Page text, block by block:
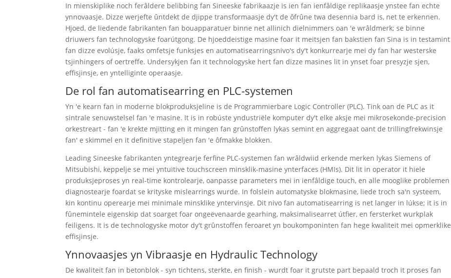
In mienskiplike noch ferâldere belibbing fan Sineeske fabrikaazje is ien fan ienfâldige replikaasje ynstee fan echte
ynnovaasje. Dizze werjefte ûntdekt de djippe transformaasje dy't de ôfrûne twa desennia bard is, net te erkennen.
Hjoed, de liedende fabrikanten fan bouapparatuer binne net allinich dielnimmers oan 'e wrâldmerk; se binne
driuwers fan technologyske foarútgong. De hjoeddeistige masine foar it meitsjen fan bakstien fan Sina is in testamint
fan dizze evolúsje, faaks omfetsje funksjes en automatisearringsnivo's dy't konkurrearje mei dy fan har westerske
tsjinhingers of oertreffe. Undersykjen fan it technologyske hert fan dizze masines lit in ynset foar presyzje sjen,
effisjinsje, en yntelliginte operaasje.
De rol fan automatisearring en PLC-systemen
Yn 'e kearn fan in moderne blokproduksjeline is de Programmierbare Logic Controller (PLC). Tink oan de PLC as it
sintrale senuwstelsel fan 'e masine. It is in robúste yndustriële komputer dy't elke aksje mei mikrosekonde-precision
orkestreart - fan 'e krekte mjitting en it mingen fan grûnstoffen lykas semint en aggregaat oant de trillingfrekwinsje
fan' e skimmel en it definitive stapeljen fan 'e ôfmakke blokken.
Leading Sineeske fabrikanten yntegrearje ferfine PLC-systemen fan wrâldwiid erkende merken lykas Siemens of
Mitsubishi, keppelje se mei yntuïtive touchscreen minsklik-masine ynterfaces (HMIs). Dit lit in operator it hiele
produksjeproses yn real-time kontrolearje, oanpasse parameters mei in ienfâldige touch, en alle mooglike problemen
diagnostearje foardat se krityske mislearrings wurde. In folslein automatyske blokmasine, liede troch sa'n systeem,
kin kontinu operearje mei minimale minsklike yntervinsje. Dit nivo fan automatisearring is net langer in lúkse; it is in
fûnemintele eigenskip dat soarget foar ongeëvenaarde gearhing, maksimalisearret útfier, en fersterket wurkplak
feiligens. It is de technologyske motor dy't grûnstoffen feroaret yn boukomponinten fan hege kwaliteit mei opmerklike
effisjinsje.
Ynnovaasjes yn Vibraasje en Hydraulic Technology
De kwaliteit fan in betonblok - syn tichtens, sterkte, en finish - wurdt foar it grutste part bepaald troch it proses fan